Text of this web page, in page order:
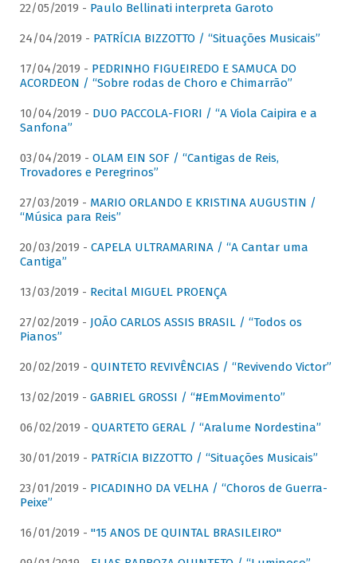
22/05/2019 - Paulo Bellinati interpreta Garoto
24/04/2019 - PATRÍCIA BIZZOTTO / “Situações Musicais”
17/04/2019 - PEDRINHO FIGUEIREDO E SAMUCA DO
ACORDEON / “Sobre rodas de Choro e Chimarrão”
10/04/2019 - DUO PACCOLA-FIORI / “A Viola Caipira e a
Sanfona”
03/04/2019 - OLAM EIN SOF / “Cantigas de Reis,
Trovadores e Peregrinos”
27/03/2019 - MARIO ORLANDO E KRISTINA AUGUSTIN /
“Música para Reis”
20/03/2019 - CAPELA ULTRAMARINA / “A Cantar uma
Cantiga”
13/03/2019 - Recital MIGUEL PROENÇA
27/02/2019 - JOÃO CARLOS ASSIS BRASIL / “Todos os
Pianos”
20/02/2019 - QUINTETO REVIVÊNCIAS / “Revivendo Victor”
13/02/2019 - GABRIEL GROSSI / “#EmMovimento”
06/02/2019 - QUARTETO GERAL / “Aralume Nordestina”
30/01/2019 - PATRíCIA BIZZOTTO / “Situações Musicais”
23/01/2019 - PICADINHO DA VELHA / “Choros de Guerra-
Peixe”
16/01/2019 - "15 ANOS DE QUINTAL BRASILEIRO"